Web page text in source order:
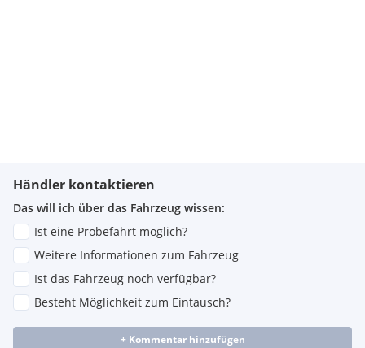
Händler kontaktieren
Das will ich über das Fahrzeug wissen:
Ist eine Probefahrt möglich?
Weitere Informationen zum Fahrzeug
Ist das Fahrzeug noch verfügbar?
Besteht Möglichkeit zum Eintausch?
+ Kommentar hinzufügen